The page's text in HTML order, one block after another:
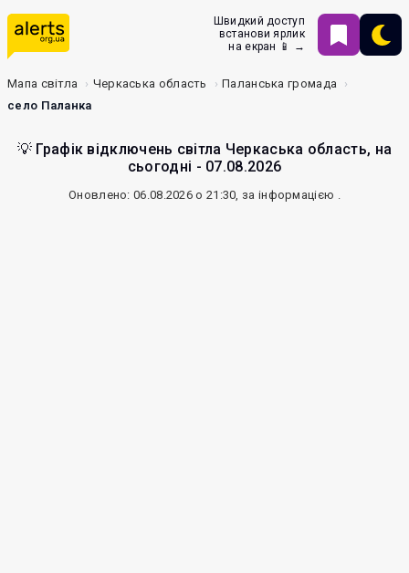
Швидкий доступ
встанови ярлик
на екран 📱 →
Мапа світла Черкаська область
Паланська громада
село Паланка
💡 Графік відключень світла Черкаська область, на
сьогодні - 07.08.2026
Оновлено: 06.08.2026 о 21:30, за інформацією .